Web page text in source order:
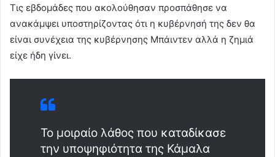
Τις εβδομάδες που ακολούθησαν προσπάθησε να
ανακάμψει υποστηρίζοντας ότι η κυβέρνησή της δεν θα
είναι συνέχεια της κυβέρνησης Μπάιντεν αλλά η ζημιά
είχε ήδη γίνει.
Το μοιραίο λάθος που καταδίκασε
την υποψηφιότητα της Κάμαλα